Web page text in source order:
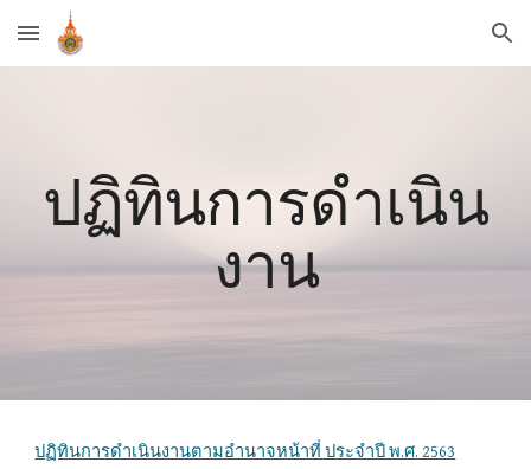
Skip to main content Skip to navigation
ปฏิทินการดำเนิน
งาน
ปฏิทินการดำเนินงานตามอำนาจหน้าที่ ประจำปี พ.ศ. 2563